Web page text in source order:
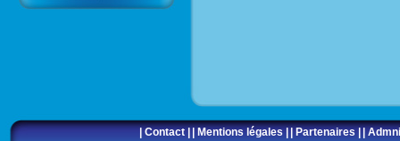
| Contact | | Mentions légales | | Partenaires | |